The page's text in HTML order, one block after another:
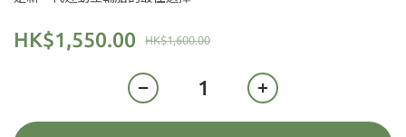
HK$1,600.00
HK$1,550.00